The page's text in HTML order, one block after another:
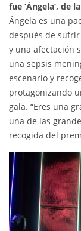
fue ‘Ángela’, de
Ángela es una
después de
y una afectación
una sepsis
escenario y
protagonizando
gala. “Eres una
una de las
recogida del